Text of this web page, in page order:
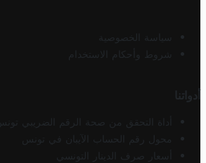
سياسة الخصوصية
شروط وأحكام الاستخدام
أدواتنا
أداة التحقق من صحة الرقم الضريبي تونس
محول رقم الحساب الآيبان في تونس
أسعار صرف الدينار التونسي